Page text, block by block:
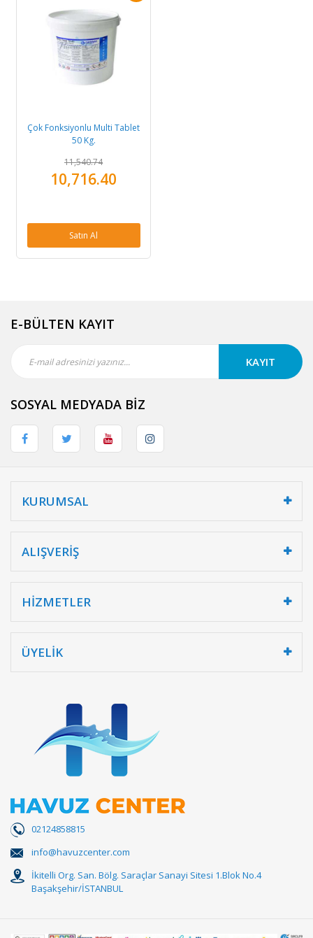
Çok Fonksiyonlu Multi Tablet
50 Kg.
11,540.74
10,716.40
Satın Al
E-BÜLTEN KAYIT
KAYIT
SOSYAL MEDYADA BİZ
KURUMSAL
ALIŞVERİŞ
HİZMETLER
ÜYELİK
02124858815
info@havuzcenter.com
İkitelli Org. San. Bölg. Saraçlar Sanayi Sitesi 1.Blok No.4
Başakşehir/İSTANBUL